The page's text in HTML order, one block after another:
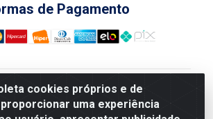
cookies próprios e de
uma experiência
de Pagamento
de Material de Construção LTDA
Tibiriçá, 330 - Vila Da Penha, Rio de